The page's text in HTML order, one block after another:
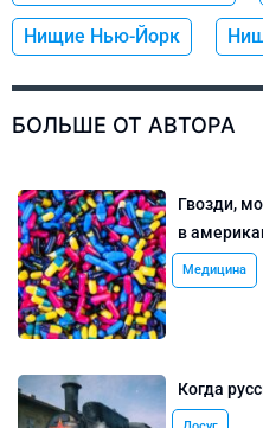
Нищие Нью-Йорк
БОЛЬШЕ ОТ АВТОРА
Гвозди,
в
Медицина
Когда